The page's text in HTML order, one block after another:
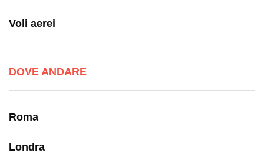
Voli aerei
DOVE ANDARE
Roma
Londra